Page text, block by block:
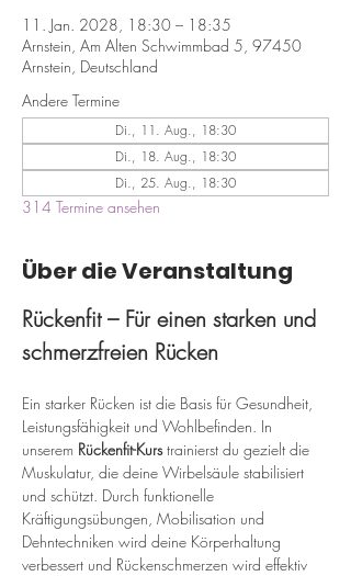
11. Jan. 2028, 18:30 – 18:35
Arnstein, Am Alten Schwimmbad 5, 97450
Arnstein, Deutschland
Andere Termine
Di., 11. Aug., 18:30
Di., 18. Aug., 18:30
Di., 25. Aug., 18:30
314 Termine ansehen
Über die Veranstaltung
Rückenfit – Für einen starken und
schmerzfreien Rücken
Ein starker Rücken ist die Basis für Gesundheit,
Leistungsfähigkeit und Wohlbefinden. In
unserem Rückenfit-Kurs trainierst du gezielt die
Muskulatur, die deine Wirbelsäule stabilisiert
und schützt. Durch funktionelle
Kräftigungsübungen, Mobilisation und
Dehntechniken wird deine Körperhaltung
verbessert und Rückenschmerzen wird effektiv